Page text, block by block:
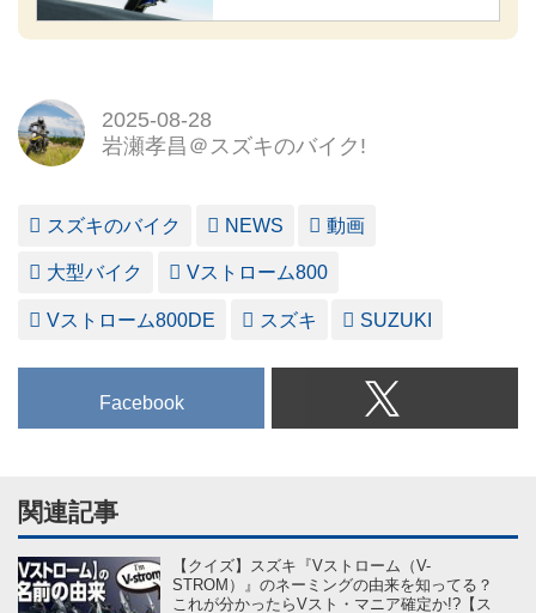
2025-08-28
岩瀬孝昌＠スズキのバイク!
スズキのバイク NEWS 動画
大型バイク Vストローム800
Vストローム800DE スズキ SUZUKI
Facebook
関連記事
【クイズ】スズキ『Vストローム（V-
STROM）』のネーミングの由来を知ってる？
これが分かったらVスト・マニア確定か!?【ス